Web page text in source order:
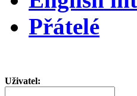
Přátelé
Uživatel: